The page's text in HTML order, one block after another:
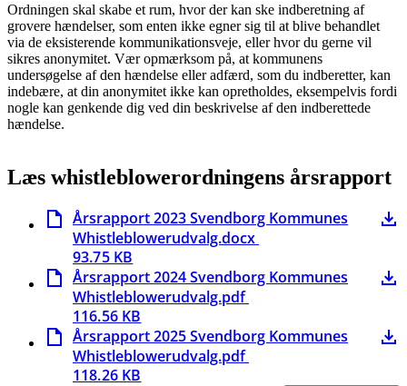
Ordningen skal skabe et rum, hvor der kan ske indberetning af
grovere hændelser, som enten ikke egner sig til at blive behandlet
via de eksisterende kommunikationsveje, eller hvor du gerne vil
sikres anonymitet. Vær opmærksom på, at kommunens
undersøgelse af den hændelse eller adfærd, som du indberetter, kan
indebære, at din anonymitet ikke kan opretholdes, eksempelvis fordi
nogle kan genkende dig ved din beskrivelse af den indberettede
hændelse.
Læs whistleblowerordningens årsrapport
Årsrapport 2023 Svendborg Kommunes
Whistleblowerudvalg.docx
93.75 KB
Årsrapport 2024 Svendborg Kommunes
Whistleblowerudvalg.pdf
116.56 KB
Årsrapport 2025 Svendborg Kommunes
Whistleblowerudvalg.pdf
118.26 KB